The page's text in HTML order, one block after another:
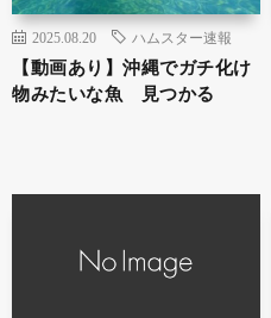
2025.08.20 ハムスター速報
【動画あり】沖縄でガチ化け
物みたいな魚 見つかる